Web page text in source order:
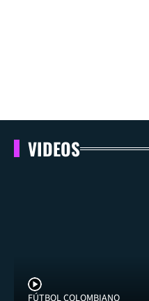
VIDEOS
FÚTBOL COLOMBIANO